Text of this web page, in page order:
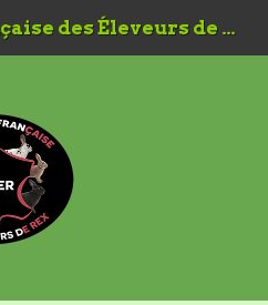
Association Française des Éleveurs de Rex